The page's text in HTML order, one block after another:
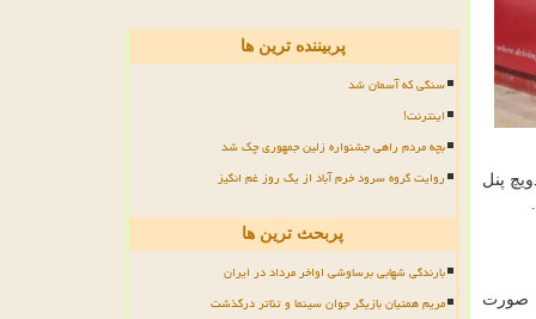
پنل
صورت
پربیننده ترین ها
سنگی که آسمان شد
اینترنت!
بچه مردم راهی جشنواره زلین جمهوری چک شد
روایت گروه سرود خرم آباد از یک روز غم انگیز
پربحث ترین ها
بارندگی شهابی برساوشی اواخر مرداد در ایران
مریم همتیان بازیگر جوان سینما و تئاتر درگذشت